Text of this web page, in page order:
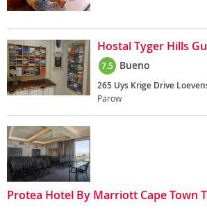
Hostal Tyger Hills
7.5 Bueno
265 Uys Krige Drive
Parow
Protea Hotel By Marriott Cape Town